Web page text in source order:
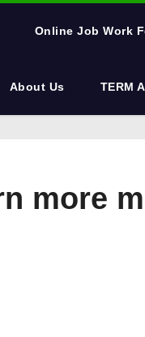
Online Job Work
About Us TERM
more